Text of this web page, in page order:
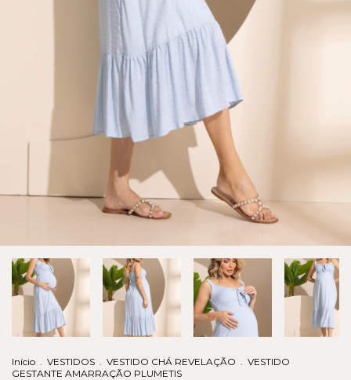
Início . VESTIDOS . VESTIDO CHÁ REVELAÇÃO . VESTIDO
GESTANTE AMARRAÇÃO PLUMETIS